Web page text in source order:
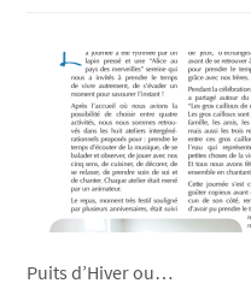
Puits d’Hiver ou…